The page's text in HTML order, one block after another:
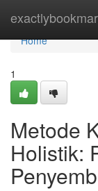
Home
Home
1
Metode
Holistik: